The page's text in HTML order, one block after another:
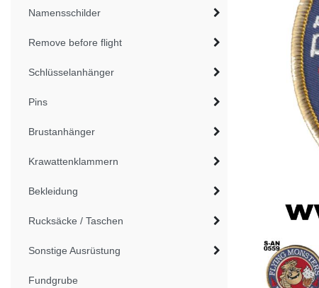
Namensschilder
Remove before flight
Schlüsselanhänger
Pins
Brustanhänger
Krawattenklammern
Bekleidung
Rucksäcke / Taschen
Sonstige Ausrüstung
Fundgrube